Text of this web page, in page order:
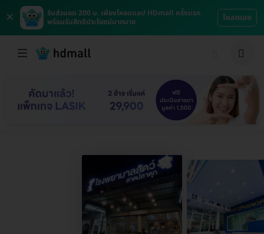
×
รับส่วนลด 200 บ. เพียงโหลดแอป HDmall ครั้งแรก
พร้อมรับสิทธิประโยชน์มากมาย
โหลดเลย